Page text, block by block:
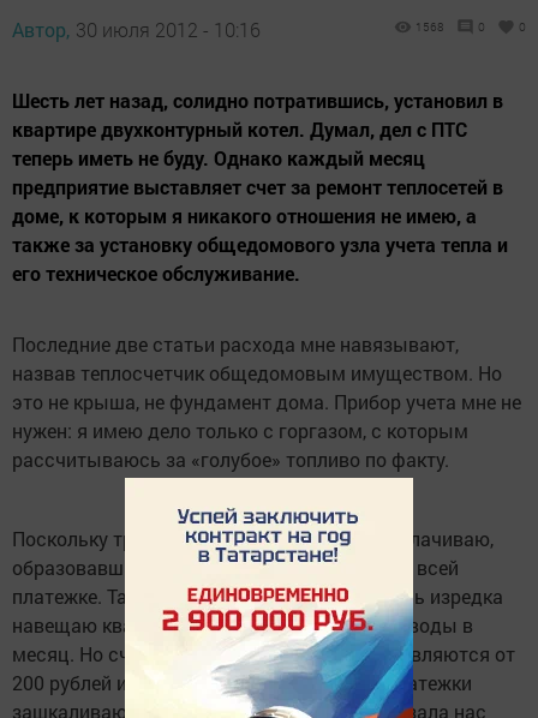
Автор, 30 июля 2012 - 10:16 1568 0 0
Шесть лет назад, солидно потратившись, установил в
квартире двухконтурный котел. Думал, дел с ПТС
теперь иметь не буду. Однако каждый месяц
предприятие выставляет счет за ремонт теплосетей в
доме, к которым я никакого отношения не имею, а
также за установку общедомового узла учета тепла и
его техническое обслуживание.
Последние две статьи расхода мне навязывают,
назвав теплосчетчик общедомовым имуществом. Но
это не крыша, не фундамент дома. Прибор учета мне не
нужен: я имею дело только с горгазом, с которым
рассчитываюсь за «голубое» топливо по факту.
Поскольку три статьи принципиально не оплачиваю,
образовавшийся «долг» распределяется по всей
платежке. Так как летом живу на даче и лишь изредка
навещаю квартиру, расходую меньше куба воды в
месяц. Но счета за водопотребление выставляются от
200 рублей и выше. Да и другие позиции платежки
зашкаливают. Выходит, система ЖКХ повязала нас